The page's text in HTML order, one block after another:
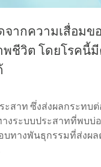
ากความเสื่อมข
ชีวิต โดยโรคนี้
สาท ซึ่งส่งผลกระทบ
งระบบประสาทที่พบบ่
ทางพันธุกรรมที่ส่งผล